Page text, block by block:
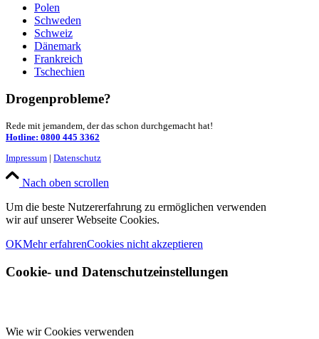
Polen
Schweden
Schweiz
Dänemark
Frankreich
Tschechien
Drogenprobleme?
Rede mit jemandem, der das schon durchgemacht hat!
Hotline: 0800 445 3362
Impressum | Datenschutz
Nach oben scrollen
Um die beste Nutzererfahrung zu ermöglichen verwenden
wir auf unserer Webseite Cookies.
OKMehr erfahrenCookies nicht akzeptieren
Cookie- und Datenschutzeinstellungen
Wie wir Cookies verwenden